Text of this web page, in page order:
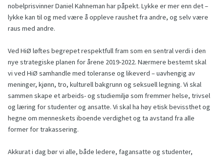
nobelprisvinner Daniel Kahneman har påpekt. Lykke er mer enn det –
lykke kan til og med være å oppleve raushet fra andre, og selv være
raus med andre.
Ved HiØ løftes begrepet respektfull fram som en sentral verdi i den
nye strategiske planen for årene 2019-2022. Nærmere bestemt skal
vi ved HiØ samhandle med toleranse og likeverd – uavhengig av
meninger, kjønn, tro, kulturell bakgrunn og seksuell legning. Vi skal
sammen skape et arbeids- og studiemiljø som fremmer helse, trivsel
og læring for studenter og ansatte. Vi skal ha høy etisk bevissthet og
hegne om menneskets iboende verdighet og ta avstand fra alle
former for trakassering.
Akkurat i dag bør vi alle, både ledere, fagansatte og studenter,